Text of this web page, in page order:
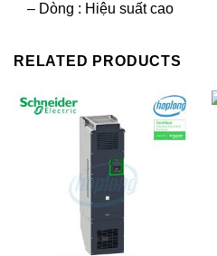
– Dòng : Hiệu suất cao
RELATED PRODUCTS